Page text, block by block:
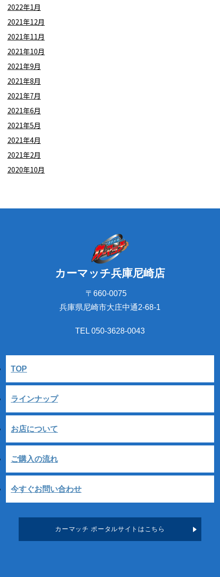
2022年1月
2021年12月
2021年11月
2021年10月
2021年9月
2021年8月
2021年7月
2021年6月
2021年5月
2021年4月
2021年2月
2020年10月
カーマッチ兵庫尼崎店
〒660-0075
兵庫県尼崎市大庄中通2-68-1
TEL 050-3628-0043
TOP
ラインナップ
お店について
ご購入の流れ
今すぐお問い合わせ
カーマッチ ポータルサイトはこちら